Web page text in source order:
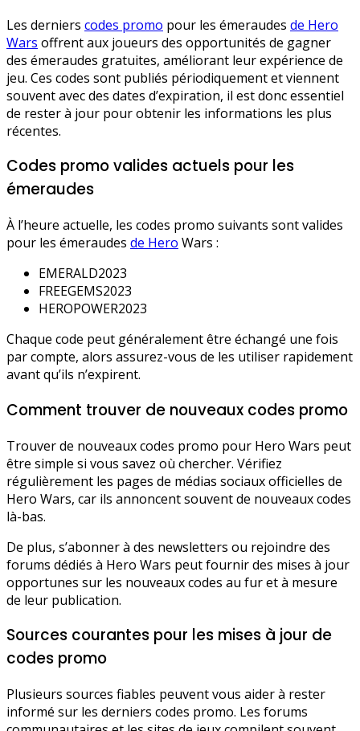
Les derniers codes promo pour les émeraudes de Hero
Wars offrent aux joueurs des opportunités de gagner
des émeraudes gratuites, améliorant leur expérience de
jeu. Ces codes sont publiés périodiquement et viennent
souvent avec des dates d’expiration, il est donc essentiel
de rester à jour pour obtenir les informations les plus
récentes.
Codes promo valides actuels pour les
émeraudes
À l’heure actuelle, les codes promo suivants sont valides
pour les émeraudes de Hero Wars :
EMERALD2023
FREEGEMS2023
HEROPOWER2023
Chaque code peut généralement être échangé une fois
par compte, alors assurez-vous de les utiliser rapidement
avant qu’ils n’expirent.
Comment trouver de nouveaux codes promo
Trouver de nouveaux codes promo pour Hero Wars peut
être simple si vous savez où chercher. Vérifiez
régulièrement les pages de médias sociaux officielles de
Hero Wars, car ils annoncent souvent de nouveaux codes
là-bas.
De plus, s’abonner à des newsletters ou rejoindre des
forums dédiés à Hero Wars peut fournir des mises à jour
opportunes sur les nouveaux codes au fur et à mesure
de leur publication.
Sources courantes pour les mises à jour de
codes promo
Plusieurs sources fiables peuvent vous aider à rester
informé sur les derniers codes promo. Les forums